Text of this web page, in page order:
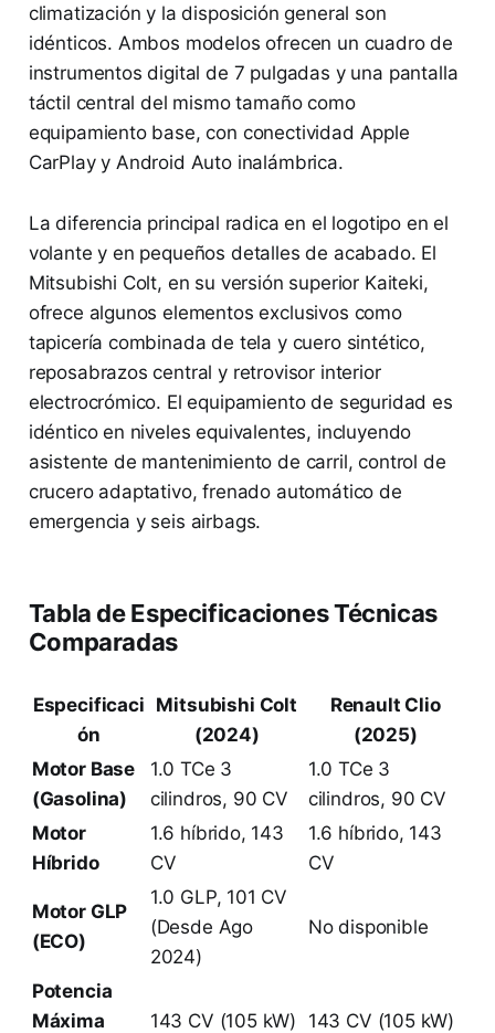
climatización y la disposición general son
idénticos. Ambos modelos ofrecen un cuadro de
instrumentos digital de 7 pulgadas y una pantalla
táctil central del mismo tamaño como
equipamiento base, con conectividad Apple
CarPlay y Android Auto inalámbrica.
La diferencia principal radica en el logotipo en el
volante y en pequeños detalles de acabado. El
Mitsubishi Colt, en su versión superior Kaiteki,
ofrece algunos elementos exclusivos como
tapicería combinada de tela y cuero sintético,
reposabrazos central y retrovisor interior
electrocrómico. El equipamiento de seguridad es
idéntico en niveles equivalentes, incluyendo
asistente de mantenimiento de carril, control de
crucero adaptativo, frenado automático de
emergencia y seis airbags.
Tabla de Especificaciones Técnicas
Comparadas
Especificaci
ón
Mitsubishi Colt
(2024)
Renault Clio
(2025)
Motor Base
(Gasolina)
1.0 TCe 3
cilindros, 90 CV
1.0 TCe 3
cilindros, 90 CV
Motor
Híbrido
1.6 híbrido, 143
CV
1.6 híbrido, 143
CV
Motor GLP
(ECO)
1.0 GLP, 101 CV
(Desde Ago
2024)
No disponible
Potencia
Máxima
143 CV (105 kW) 143 CV (105 kW)